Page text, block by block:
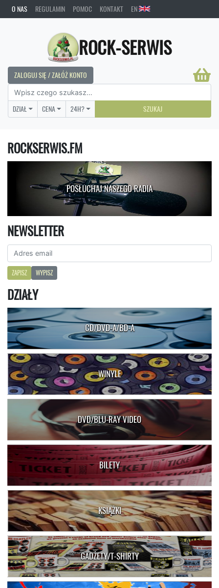
O NAS REGULAMIN POMOC KONTAKT EN
ROCK-SERWIS
ZALOGUJ SIĘ / ZAŁÓŻ KONTO
DZIAŁ CENA 24H? SZUKAJ
ROCKSERWIS.FM
POSŁUCHAJ NASZEGO RADIA
NEWSLETTER
ZAPISZ WYPISZ
DZIAŁY
CD/DVD-A/BD-A
WINYLE
DVD/BLU-RAY VIDEO
BILETY
KSIĄŻKI
GADŻETY/T-SHIRTY